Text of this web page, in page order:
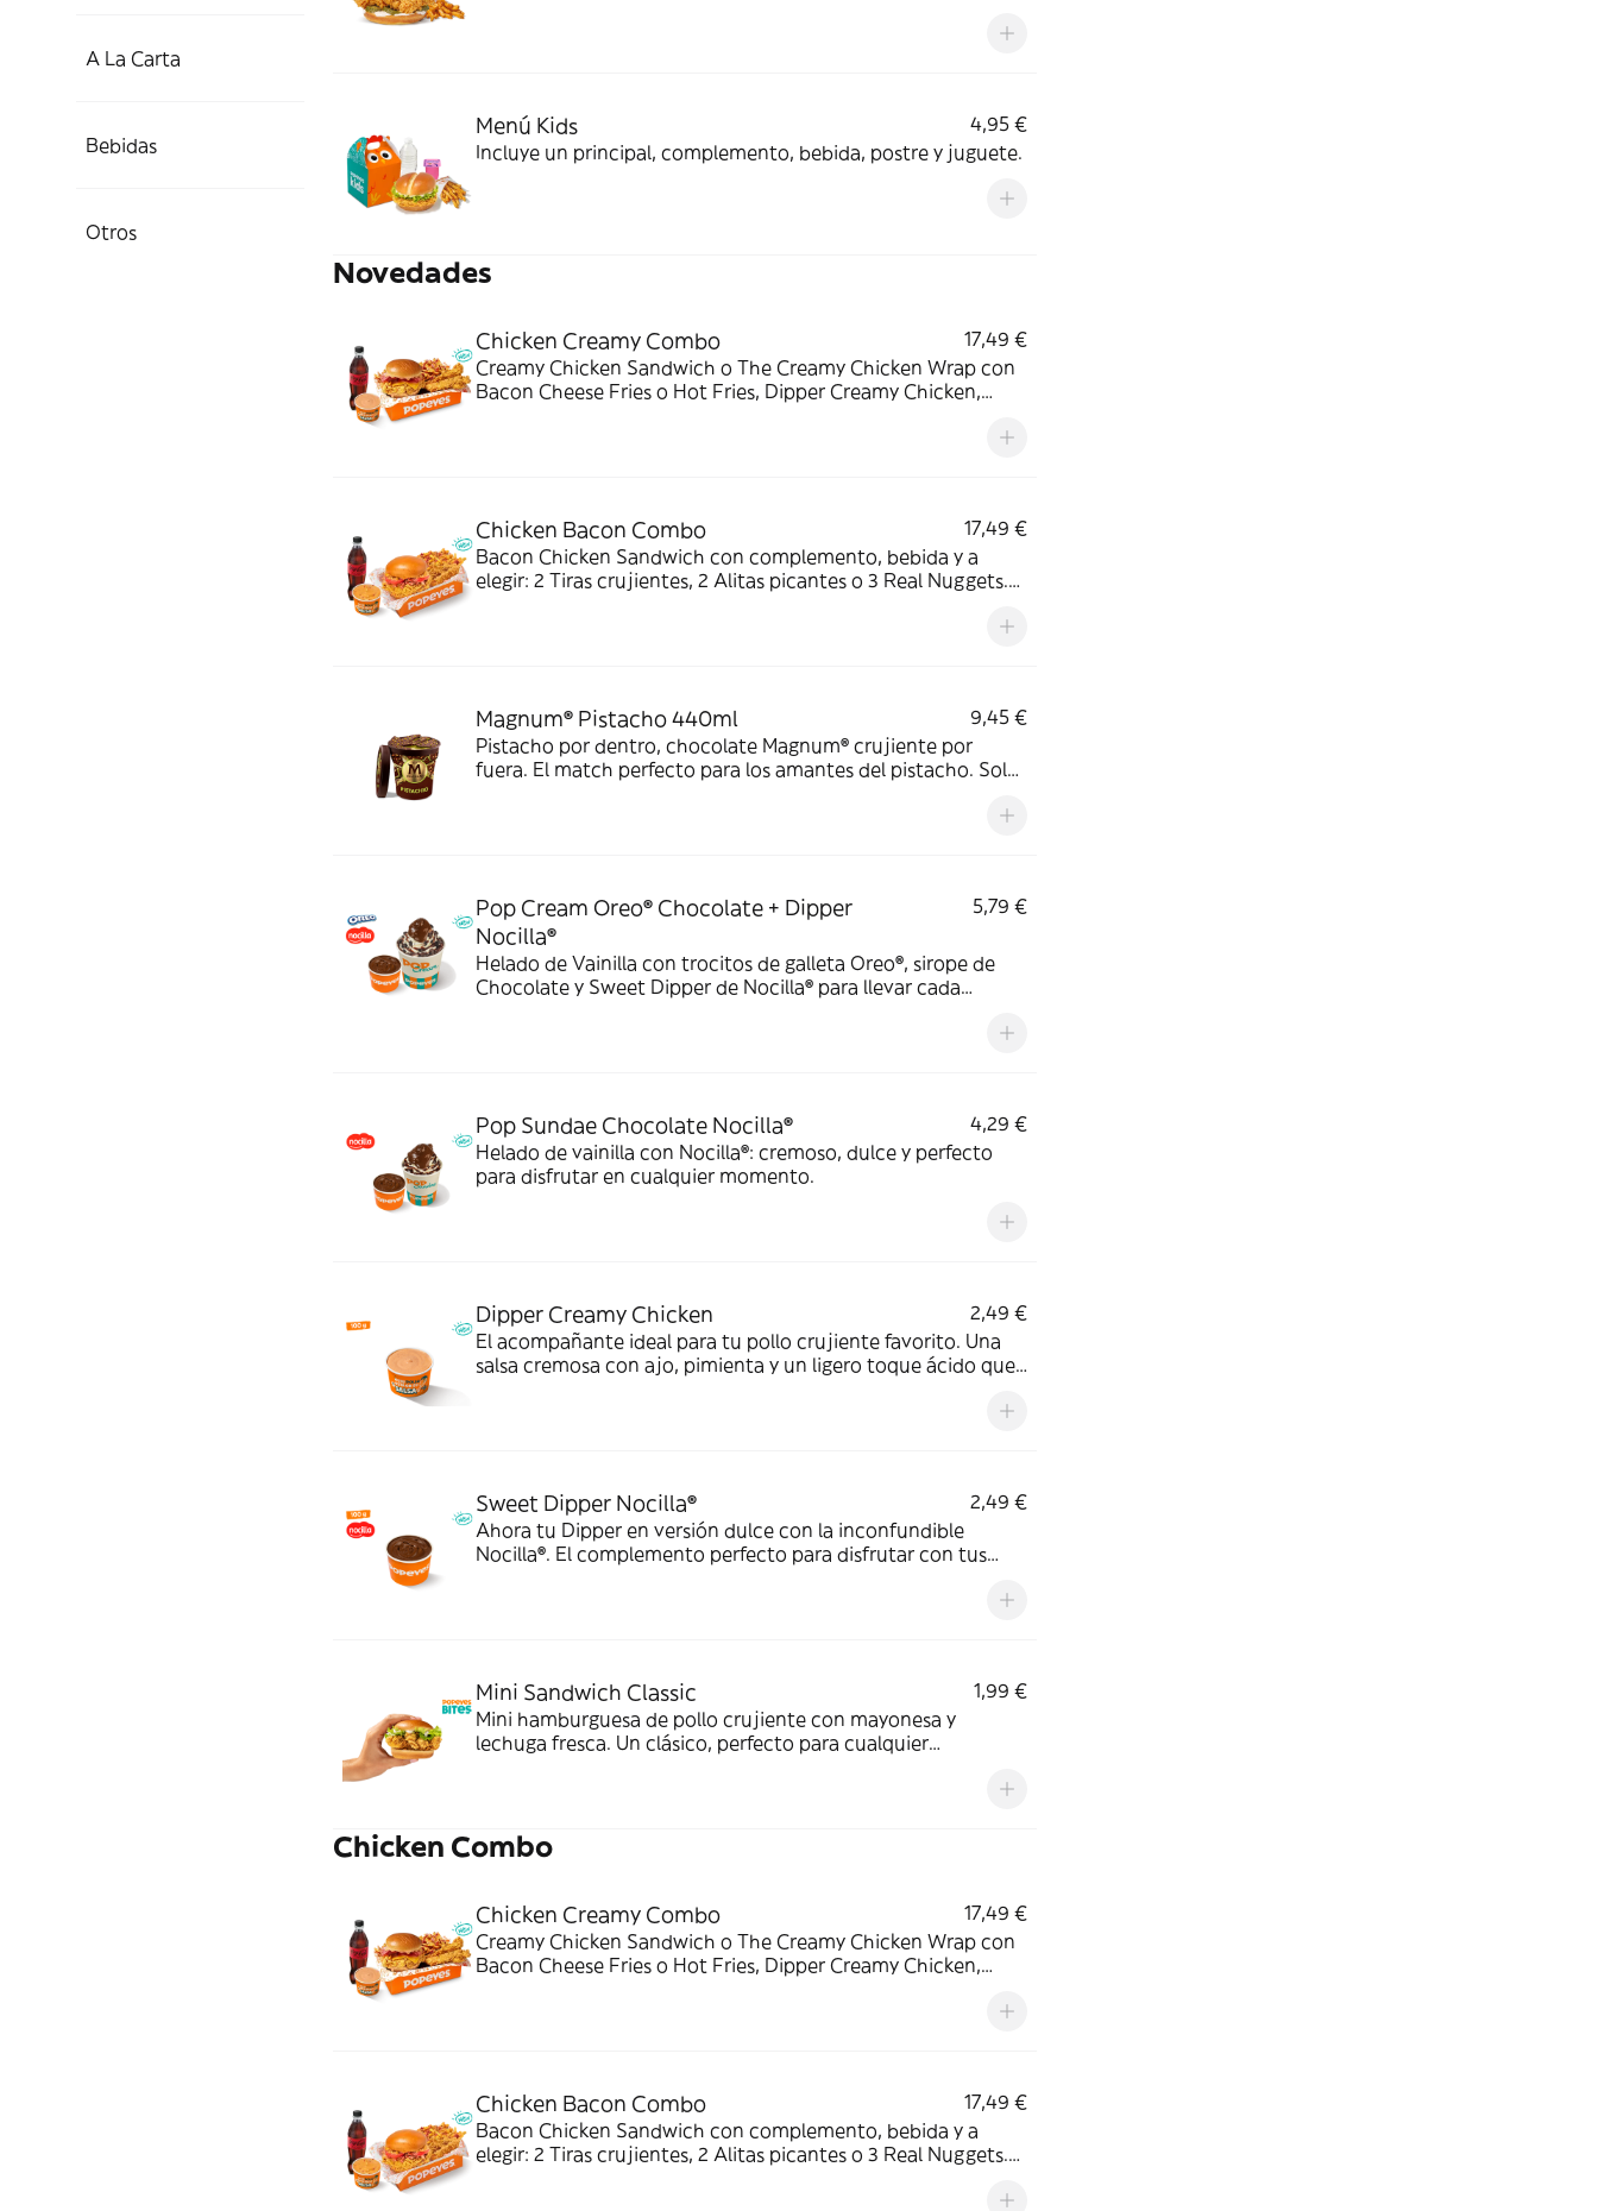
A La Carta
Bebidas
Otros
Menú Kids
4,95 €
Incluye un principal, complemento, bebida, postre y juguete.
Novedades
Chicken Creamy Combo
17,49 €
Creamy Chicken Sandwich o The Creamy Chicken Wrap con
Bacon Cheese Fries o Hot Fries, Dipper Creamy Chicken,
Chicken Bacon Combo
17,49 €
Bacon Chicken Sandwich con complemento, bebida y a
elegir: 2 Tiras crujientes, 2 Alitas picantes o 3 Real Nuggets.
Magnum® Pistacho 440ml
9,45 €
Pistacho por dentro, chocolate Magnum® crujiente por
fuera. El match perfecto para los amantes del pistacho. Solo
Pop Cream Oreo® Chocolate + Dipper
Nocilla®
5,79 €
Helado de Vainilla con trocitos de galleta Oreo®, sirope de
Chocolate y Sweet Dipper de Nocilla® para llevar cada
Pop Sundae Chocolate Nocilla®
4,29 €
Helado de vainilla con Nocilla®: cremoso, dulce y perfecto
para disfrutar en cualquier momento.
Dipper Creamy Chicken
2,49 €
El acompañante ideal para tu pollo crujiente favorito. Una
salsa cremosa con ajo, pimienta y un ligero toque ácido que
Sweet Dipper Nocilla®
2,49 €
Ahora tu Dipper en versión dulce con la inconfundible
Nocilla®. El complemento perfecto para disfrutar con tus
Mini Sandwich Classic
1,99 €
Mini hamburguesa de pollo crujiente con mayonesa y
lechuga fresca. Un clásico, perfecto para cualquier
Chicken Combo
Chicken Creamy Combo
17,49 €
Creamy Chicken Sandwich o The Creamy Chicken Wrap con
Bacon Cheese Fries o Hot Fries, Dipper Creamy Chicken,
Chicken Bacon Combo
17,49 €
Bacon Chicken Sandwich con complemento, bebida y a
elegir: 2 Tiras crujientes, 2 Alitas picantes o 3 Real Nuggets.